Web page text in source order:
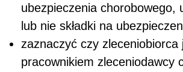
ubezpieczenia chorobowego,
lub nie składki na
zaznaczyć czy zleceniobiorca
pracownikiem zleceniodawcy